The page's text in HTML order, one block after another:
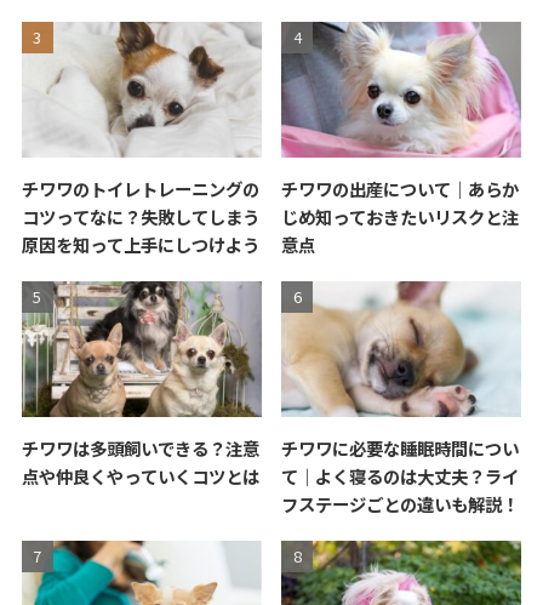
チワワのトイレトレーニングの
コツってなに？失敗してしまう
原因を知って上手にしつけよう
チワワの出産について｜あらか
じめ知っておきたいリスクと注
意点
チワワは多頭飼いできる？注意
点や仲良くやっていくコツとは
チワワに必要な睡眠時間につい
て｜よく寝るのは大丈夫？ライ
フステージごとの違いも解説！